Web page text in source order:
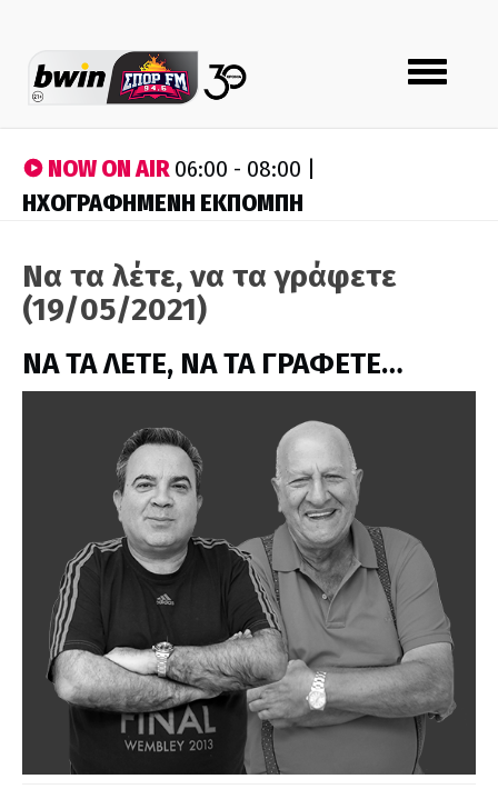
Toggle
navigation
NOW ON AIR06:00 - 08:00 |
ΗΧΟΓΡΑΦΗΜΕΝΗ ΕΚΠΟΜΠΗ
Να τα λέτε, να τα γράφετε
(19/05/2021)
ΝΑ ΤΑ ΛΕΤΕ, ΝΑ ΤΑ ΓΡΑΦΕΤΕ…